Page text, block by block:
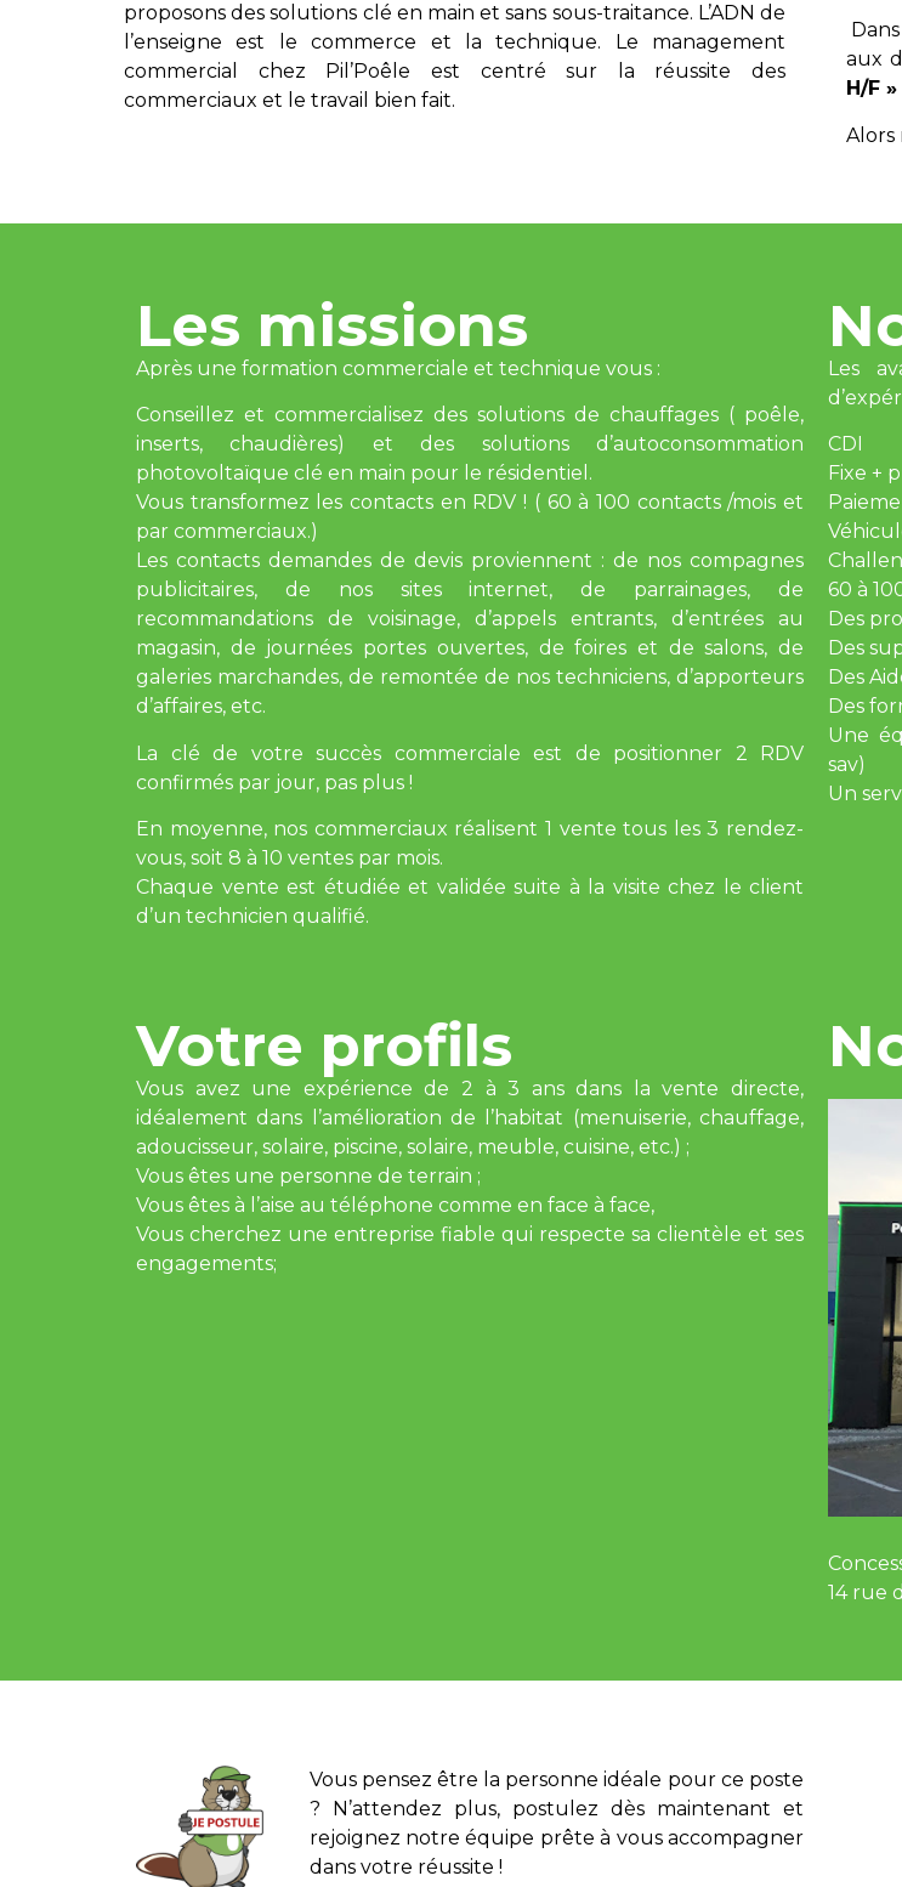
proposons des solutions clé en main et sans sous-traitance. L’ADN de
l’enseigne est le commerce et la technique. Le management
commercial chez Pil’Poêle est centré sur la réussite des
commerciaux et le travail bien fait.
aux
H/F
Alors
Les missions
Après une formation commerciale et technique vous :
Conseillez et commercialisez des solutions de chauffages ( poêle,
inserts, chaudières) et des solutions d’autoconsommation
photovoltaïque clé en main pour le résidentiel.
Vous transformez les contacts en RDV ! ( 60 à 100 contacts /mois et
par commerciaux.)
Les contacts demandes de devis proviennent : de nos compagnes
publicitaires, de nos sites internet, de parrainages, de
recommandations de voisinage, d’appels entrants, d’entrées au
magasin, de journées portes ouvertes, de foires et de salons, de
galeries marchandes, de remontée de nos techniciens, d’apporteurs
d’affaires, etc.
La clé de votre succès commerciale est de positionner 2 RDV
confirmés par jour, pas plus !
En moyenne, nos commerciaux réalisent 1 vente tous les 3 rendez-
vous, soit 8 à 10 ventes par mois.
Chaque vente est étudiée et validée suite à la visite chez le client
d’un technicien qualifié.
Les
CDI
Fixe +
60 à
Des
Des
Des
Des
Une
sav)
Un
Votre profils
Vous avez une expérience de 2 à 3 ans dans la vente directe,
idéalement dans l’amélioration de l’habitat (menuiserie, chauffage,
adoucisseur, solaire, piscine, solaire, meuble, cuisine, etc.) ;
Vous êtes une personne de terrain ;
Vous êtes à l’aise au téléphone comme en face à face,
Vous cherchez une entreprise fiable qui respecte sa clientèle et ses
engagements;
14 rue
Vous pensez être la personne idéale pour ce poste
? N’attendez plus, postulez dès maintenant et
rejoignez notre équipe prête à vous accompagner
dans votre réussite !